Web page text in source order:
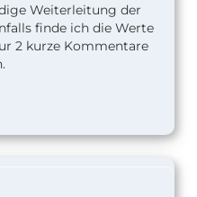
Weiterleitung der
finde ich die Werte
2 kurze Kommentare